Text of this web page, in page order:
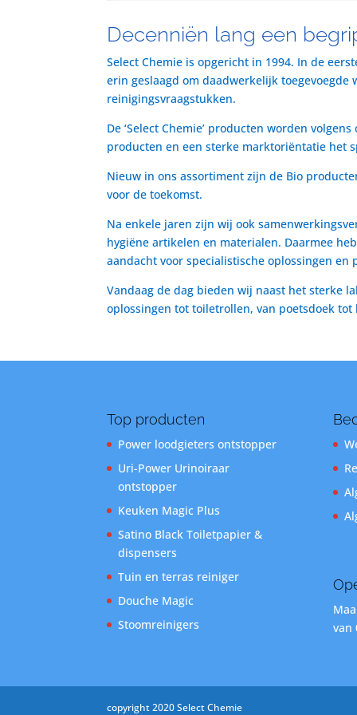
Decenniën lang een
Select Chemie is opgericht in 1994. In de
erin geslaagd om daadwerkelijk
reinigingsvraagstukken.
De ‘Select Chemie’ producten worden
producten en een sterke marktoriëntatie het
Nieuw in ons assortiment zijn de Bio
voor de toekomst.
Na enkele jaren zijn wij ook
hygiëne artikelen en materialen. Daarmee
aandacht voor specialistische oplossingen en
Vandaag de dag bieden wij naast het sterke
oplossingen tot toiletrollen, van poetsdoek
Top producten
Power loodgieters ontstopper
Uri-Power Urinoiraar
ontstopper
Keuken Magic Plus
Satino Black Toiletpapier &
dispensers
Tuin en terras reiniger
Douche Magic
Stoomreinigers
van
copyright 2020 Select Chemie